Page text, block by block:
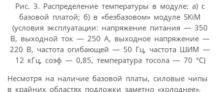
Рис. 3. Распределение температуры в модуле: а) с
базовой платой; б) в «безбазовом» модуле SKiM
(условия эксплуатации: напряжение питания — 350
В, выходной ток — 250 А, выходное напряжение —
220 В, частота огибающей — 50 Гц, частота ШИМ —
12 кГц, соэф — 0,85, температура тосола — 70 °С)
Несмотря на наличие базовой платы, силовые чипы
в крайних областях подложки заметно «холоднее»,